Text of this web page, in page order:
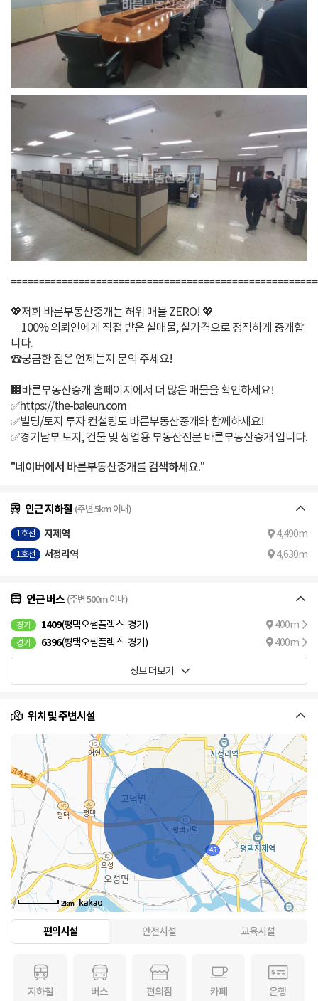
💖저희 바른부동산중개는 허위 매물 ZERO! 💖
100% 의뢰인에게 직접 받은 실매물, 실가격으로 정직하게 중개합
니다.
☎️궁금한 점은 언제든지 문의 주세요!
🏢바른부동산중개 홈페이지에서 더 많은 매물을 확인하세요!
✅https://the-baleun.com
✅빌딩/토지 투자 컨설팅도 바른부동산중개와 함께하세요!
✅경기남부 토지, 건물 및 상업용 부동산전문 바른부동산중개 입니다.
"네이버에서 바른부동산중개를 검색하세요."
인근 지하철 (주변 5km 이내)
1호선 지제역 4,490m
1호선 서정리역 4,630m
인근 버스 (주변 500m 이내)
경기 1409(평택오썸플렉스·경기) 400m
경기 6396(평택오썸플렉스·경기) 400m
정보 더보기
위치 및 주변시설
2km
편의시설 안전시설 교육시설
지하철 버스 편의점 카페 은행